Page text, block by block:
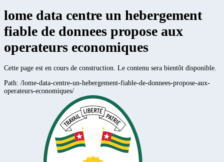
lome data centre un hebergement
fiable de donnees propose aux
operateurs economiques
Cette page est en cours de construction. Le contenu sera bientôt disponible.
Path: /lome-data-centre-un-hebergement-fiable-de-donnees-propose-aux-
operateurs-economiques/